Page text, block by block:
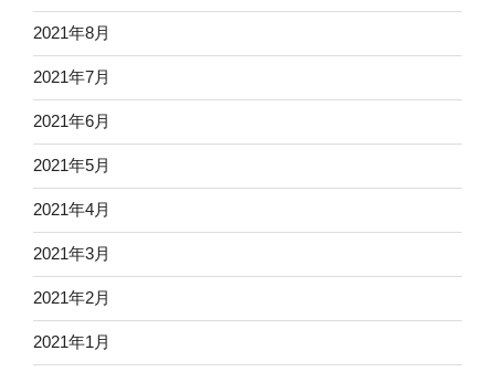
2021年8月
2021年7月
2021年6月
2021年5月
2021年4月
2021年3月
2021年2月
2021年1月